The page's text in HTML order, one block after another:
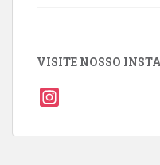
VISITE NOSSO
s